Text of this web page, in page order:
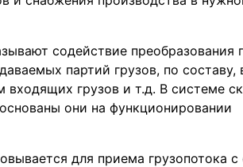
содействие преобразования
партий грузов, по составу,
грузов и т.д. В системе
они на функционировании
для приема грузопотока